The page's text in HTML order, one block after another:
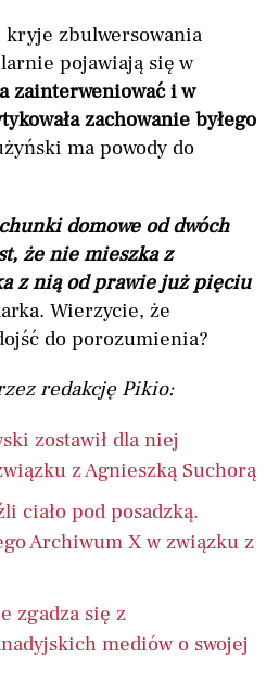
zbulwersowania
pojawiają się w
zainterweniować i w
zachowanie byłego
ma powody do
domowe od dwóch
że nie mieszka z
z nią od prawie już pięciu
Wierzycie, że
do porozumienia?
redakcję Pikio:
zostawił dla niej
z Agnieszką Suchorą
ciało pod posadzką.
Archiwum X w związku z
zgadza się z
mediów o swojej